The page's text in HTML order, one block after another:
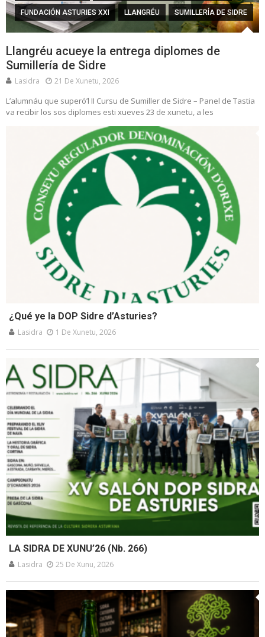
FUNDACIÓN ASTURIES XXI LLANGRÉU SUMILLERÍA DE SIDRE
Llangréu acueye la entrega diplomes de
Sumillería de Sidre
Lasidra 21 De Xunetu, 2026
L’alumnáu que superó’l II Cursu de Sumiller de Sidre – Panel de Tastia
va recibir los sos diplomes esti xueves 23 de xunetu, a les
¿Qué ye la DOP Sidre d’Asturies?
Lasidra 1 De Xunetu, 2026
LA SIDRA DE XUNU’26 (Nb. 266)
Lasidra 25 De Xunu, 2026